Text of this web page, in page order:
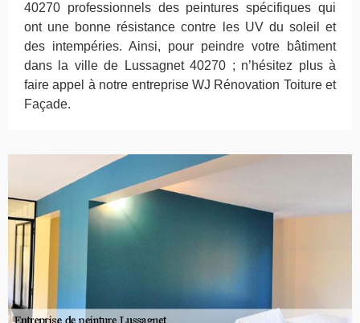
40270 professionnels des peintures spécifiques qui
ont une bonne résistance contre les UV du soleil et
des intempéries. Ainsi, pour peindre votre bâtiment
dans la ville de Lussagnet 40270 ; n’hésitez plus à
faire appel à notre entreprise WJ Rénovation Toiture et
Façade.